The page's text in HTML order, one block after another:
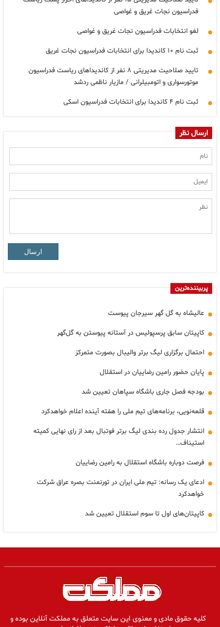
فدراسیون نجات غریق و غواصی
لغو انتخابات فدراسیون نجات غریق و غواصی
ثبت نام ۱۰ کاندیدا برای انتخابات فدراسیون نجات غریق
تایید صلاحیت مدیریتی ۸ نفر از کاندیداهای ریاست فدراسیون
موتورسواری و اتومبیلرانی / مازیار ناظمی ردشد
ثبت نام ۴ کاندیدا برای انتخابات فدراسیون اسکی
ارسال نظر
ارسال
پربیننده‌ترین
عالیشاه به گل گهر سیرجان پیوست
کاپیتان سابق پرسپولیس در آستانه پیوستن به گل‌گهر
احتمال برگزاری لیگ برتر والیبال بصورت متمرکز
پایان حضور رامین رضاییان در استقلال
بودجه فصل جاری باشگاه سپاهان تعیین شد
قلعه‌نویی، برنامه‌های تیم ملی را هفته آینده اعلام خواهدکرد
انتشار جدول رده بندی لیگ برتر فوتبال بعد از رای نهایی کمیته
استیناف…
فرصت دوباره باشگاه استقلال به رامین رضاییان
ادعای یک رسانه: تیم ملی ایران در تورنمنت بصره عراق شرکت
خواهدکرد
کاپیتان‌های اول‌ تا سوم استقلال تعیین شد
کلیه حقوق مادی و معنوی این سایت متعلق به مملکت آنلاین بوده و